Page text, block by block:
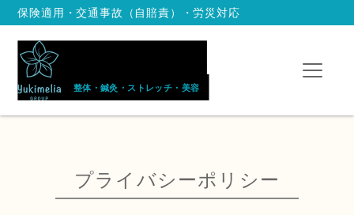
保険適用・交通事故（自賠責）・労災対応
プライバシーポリシー